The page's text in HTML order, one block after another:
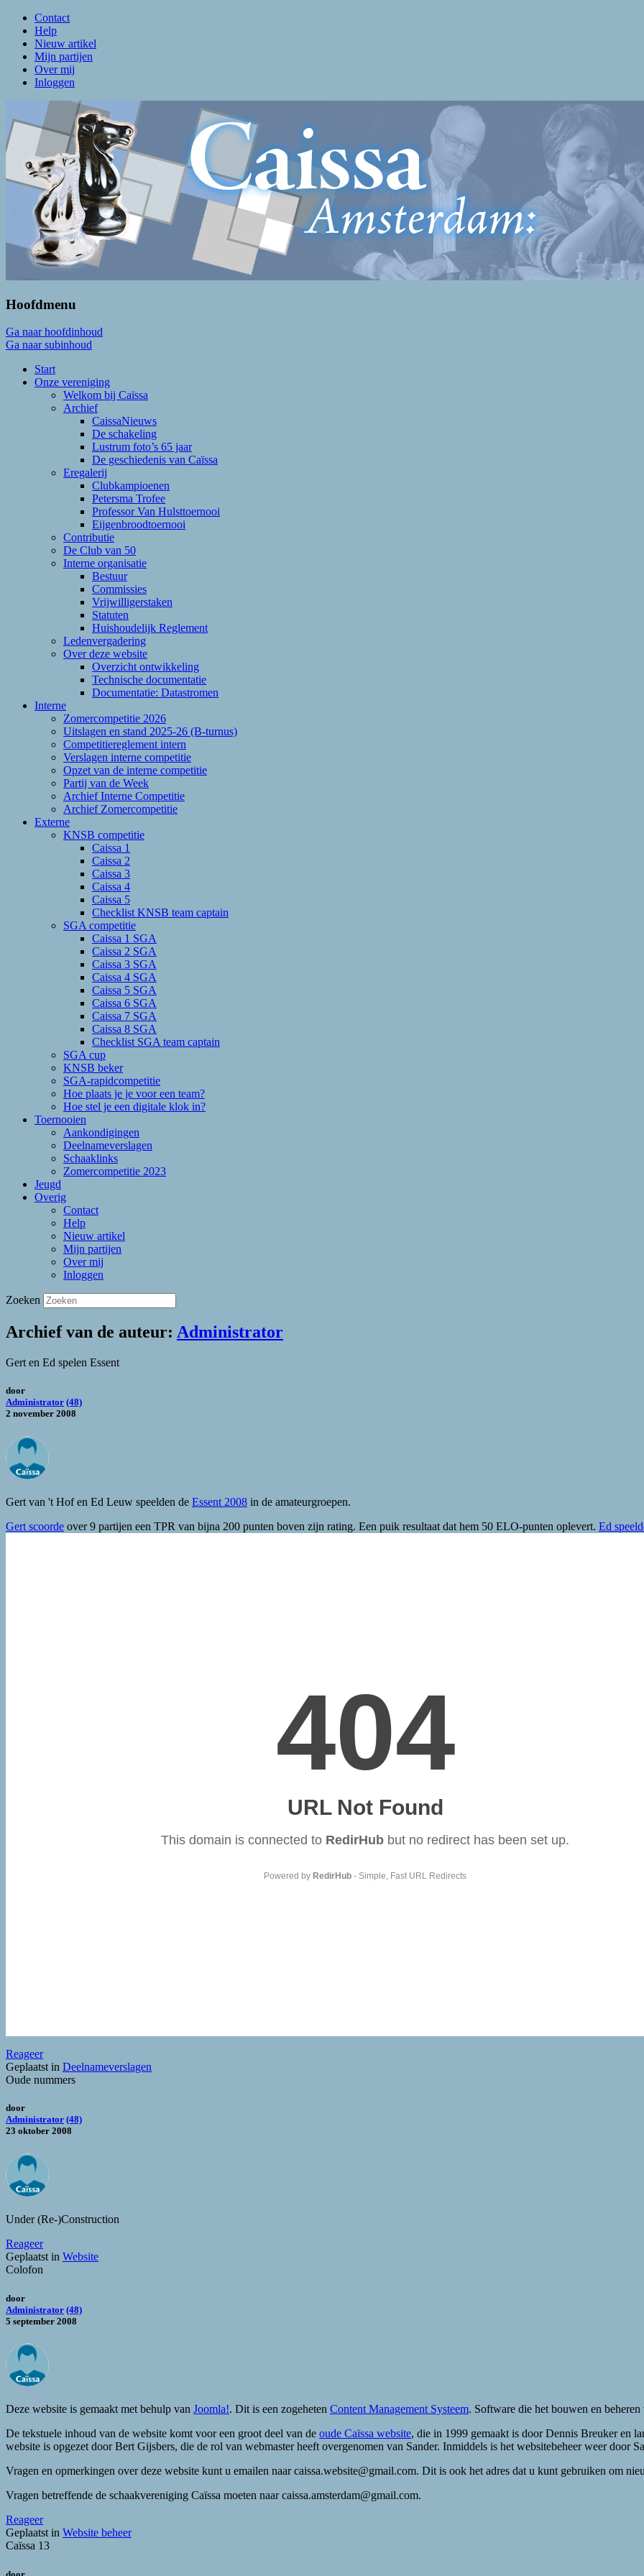
Contact
Help
Nieuw artikel
Mijn partijen
Over mij
Inloggen
Caissa Amsterdam
De levendigste schaakclub van Amsterdam
Hoofdmenu
Ga naar hoofdinhoud
Ga naar subinhoud
Start
Onze vereniging
Welkom bij Caïssa
Archief
CaissaNieuws
De schakeling
Lustrum foto’s 65 jaar
De geschiedenis van Caïssa
Eregalerij
Clubkampioenen
Petersma Trofee
Professor Van Hulsttoernooi
Eijgenbroodtoernooi
Contributie
De Club van 50
Interne organisatie
Bestuur
Commissies
Vrijwilligerstaken
Statuten
Huishoudelijk Reglement
Ledenvergadering
Over deze website
Overzicht ontwikkeling
Technische documentatie
Documentatie: Datastromen
Interne
Zomercompetitie 2026
Uitslagen en stand 2025-26 (B-turnus)
Competitiereglement intern
Verslagen interne competitie
Opzet van de interne competitie
Partij van de Week
Archief Interne Competitie
Archief Zomercompetitie
Externe
KNSB competitie
Caissa 1
Caissa 2
Caissa 3
Caissa 4
Caissa 5
Checklist KNSB team captain
SGA competitie
Caissa 1 SGA
Caissa 2 SGA
Caissa 3 SGA
Caissa 4 SGA
Caissa 5 SGA
Caissa 6 SGA
Caissa 7 SGA
Caissa 8 SGA
Checklist SGA team captain
SGA cup
KNSB beker
SGA-rapidcompetitie
Hoe plaats je je voor een team?
Hoe stel je een digitale klok in?
Toernooien
Aankondigingen
Deelnameverslagen
Schaaklinks
Zomercompetitie 2023
Jeugd
Overig
Contact
Help
Nieuw artikel
Mijn partijen
Over mij
Inloggen
Zoeken
Archief van de auteur: Administrator
Gert en Ed spelen Essent
door
Administrator (48)
2 november 2008
Gert van 't Hof en Ed Leuw speelden de Essent 2008 in de amateurgroepen.
Gert scoorde over 9 partijen een TPR van bijna 200 punten boven zijn rating. Een puik resultaat dat hem 50 ELO-punten oplevert. Ed
Reageer
Geplaatst in Deelnameverslagen
Oude nummers
door
Administrator (48)
23 oktober 2008
Under (Re-)Construction
Reageer
Geplaatst in Website
Colofon
door
Administrator (48)
5 september 2008
Deze website is gemaakt met behulp van Joomla!. Dit is een zogeheten Content Management Systeem. Software die het bouwen en
De tekstuele inhoud van de website komt voor een groot deel van de oude Caïssa website, die in 1999 gemaakt is door Dennis Breuker en
website is opgezet door Bert Gijsbers, die de rol van webmaster heeft overgenomen van Sander. Inmiddels is het websitebeheer weer door
Vragen en opmerkingen over deze website kunt u emailen naar caissa.website@gmail.com. Dit is ook het adres dat u kunt gebruiken om
Vragen betreffende de schaakvereniging Caïssa moeten naar caissa.amsterdam@gmail.com.
Reageer
Geplaatst in Website beheer
Caïssa 13